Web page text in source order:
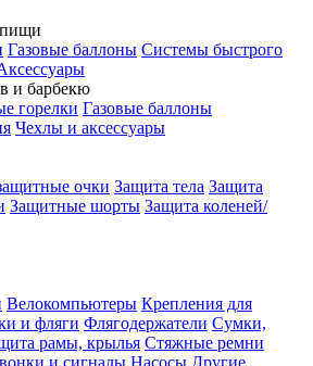
Газовые баллоны Системы быстрого
и барбекю
горелки Газовые баллоны
Чехлы и аксессуары
очки Защита тела Защита
Защитные шорты Защита коленей/
Велокомпьютеры Крепления для
и фляги Флягодержатели Сумки,
рамы, крылья Стяжные ремни